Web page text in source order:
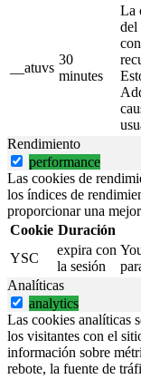
__atuvs
30
minutes
La
del
Rendimiento
performance
Las cookies de
los índices de
proporcionar una
Cookie Duración
YSC
expira con
la sesión
Analíticas
analytics
Las cookies analíticas
los visitantes con el
información sobre
rebote, la fuente de